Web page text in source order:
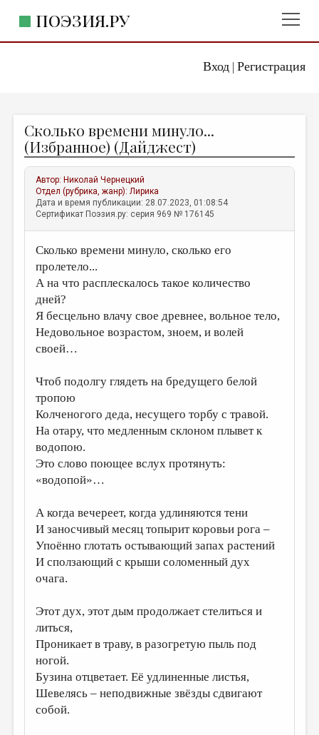
Вход| Регистрация
ПОЭЗИЯ.РУ
ЖАНРЫ
АВТОРЫ
КОММЕНТАРИИ
ЛИТСАЛОН
ПРАВИЛА САЙТА
ОТДЕЛЫ И РУБРИКИ
ИЗБРАННОЕ
ДАЙДЖЕСТ
КОНКУРСЫ
ДЕТСКАЯ КОМНАТА
КНИЖНАЯ ПОЛКА
ОБЗОР ЛИТЕРАТУРЫ
СТРАНИЦЫ ПАМЯТИ
ОБЪЯВЛЕНИЯ
ОТ РЕДАКЦИИ
МАЛАЯ ПРОЗА
ЭССЕИСТИКА
ЛИТЕРАТУРОВЕДЕНИЕ
Сколько времени минуло...
(Избранное) (Дайджест)
Автор: Николай Чернецкий
Отдел (рубрика, жанр):Лирика
Дата и время публикации: 28.07.2023, 01:08:54
Сертификат Поэзия.ру: серия 969 № 176145
Сколько времени минуло, сколько его
пролетело...
А на что расплескалось такое количество
дней?
Я бесцельно влачу свое древнее, вольное тело,
Недовольное возрастом, зноем, и волей
своей…
Чтоб подолгу глядеть на бредущего белой
тропою
Колченогого деда, несущего торбу с травой.
На отару, что медленным склоном плывет к
водопою.
Это слово поющее вслух протянуть:
«водопой»…
А когда вечереет, когда удлиняются тени
И заносчивый месяц топырит коровьи рога –
Упоённо глотать остывающий запах растений
И сползающий с крыши соломенный дух
очага.
Этот дух, этот дым продолжает стелиться и
литься,
Проникает в траву, в разогретую пыль под
ногой.
Бузина отцветает. Её удлиненные листья,
Шевелясь – неподвижные звёзды сдвигают
собой.